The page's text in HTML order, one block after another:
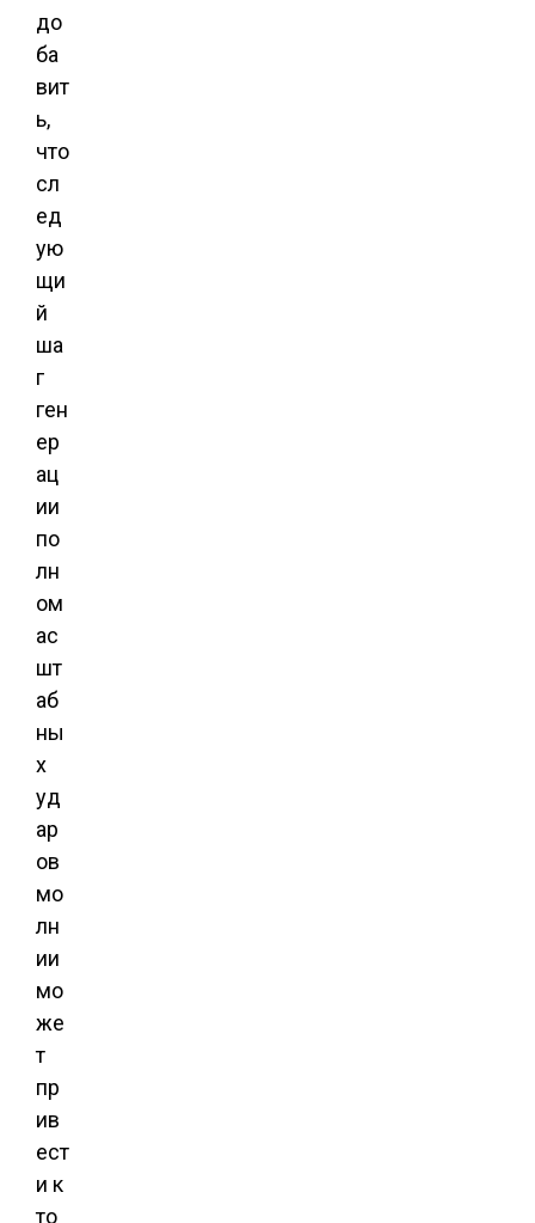
до
ба
вит
ь,
что
сл
ед
ую
щи
й
ша
г
ген
ер
ац
ии
по
лн
ом
ас
шт
аб
ны
х
уд
ар
ов
мо
лн
ии
мо
же
т
пр
ив
ест
и к
то